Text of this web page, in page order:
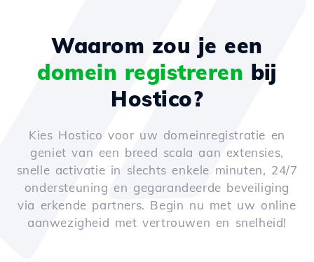
Waarom zou je een
domein registreren bij
Hostico?
Kies Hostico voor uw domeinregistratie en
geniet van een breed scala aan extensies,
snelle activatie in slechts enkele minuten, 24/7
ondersteuning en gegarandeerde beveiliging
via erkende partners. Begin nu met uw online
aanwezigheid met vertrouwen en snelheid!